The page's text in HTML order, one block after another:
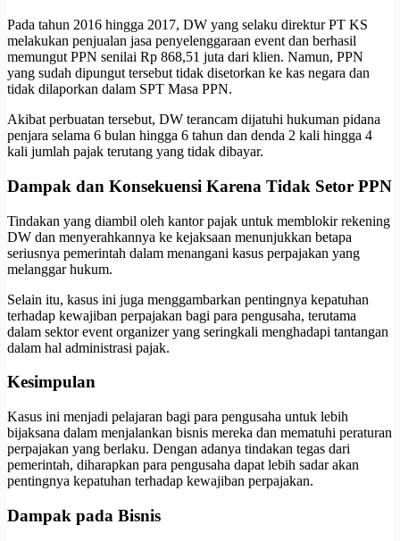
Pada tahun 2016 hingga 2017, DW yang selaku direktur PT KS
melakukan penjualan jasa penyelenggaraan event dan berhasil
memungut PPN senilai Rp 868,51 juta dari klien. Namun, PPN
yang sudah dipungut tersebut tidak disetorkan ke kas negara dan
tidak dilaporkan dalam SPT Masa PPN.
Akibat perbuatan tersebut, DW terancam dijatuhi hukuman pidana
penjara selama 6 bulan hingga 6 tahun dan denda 2 kali hingga 4
kali jumlah pajak terutang yang tidak dibayar.
Dampak dan Konsekuensi Karena Tidak Setor PPN
Tindakan yang diambil oleh kantor pajak untuk memblokir rekening
DW dan menyerahkannya ke kejaksaan menunjukkan betapa
seriusnya pemerintah dalam menangani kasus perpajakan yang
melanggar hukum.
Selain itu, kasus ini juga menggambarkan pentingnya kepatuhan
terhadap kewajiban perpajakan bagi para pengusaha, terutama
dalam sektor event organizer yang seringkali menghadapi tantangan
dalam hal administrasi pajak.
Kesimpulan
Kasus ini menjadi pelajaran bagi para pengusaha untuk lebih
bijaksana dalam menjalankan bisnis mereka dan mematuhi peraturan
perpajakan yang berlaku. Dengan adanya tindakan tegas dari
pemerintah, diharapkan para pengusaha dapat lebih sadar akan
pentingnya kepatuhan terhadap kewajiban perpajakan.
Dampak pada Bisnis